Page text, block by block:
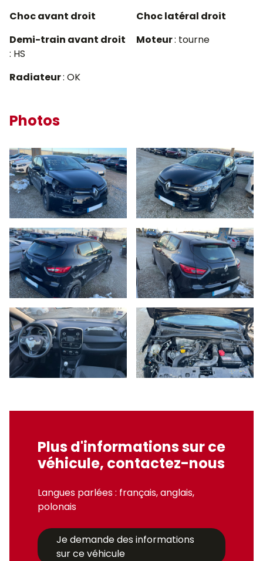
Choc avant droit
Choc latéral droit
Demi-train avant droit
: HS
Moteur: tourne
Radiateur: OK
Photos
Plus d'informations sur ce
véhicule, contactez-nous
Langues parlées : français, anglais,
polonais
Je demande des informations
sur ce véhicule